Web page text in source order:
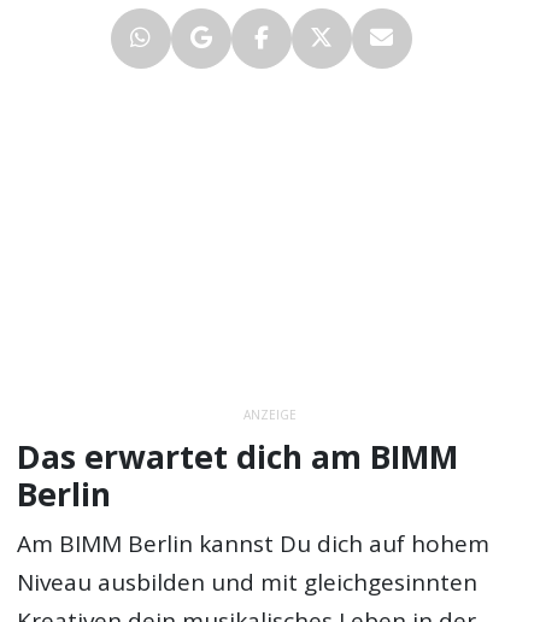
ANZEIGE
Das erwartet dich am BIMM
Berlin
Am BIMM Berlin kannst Du dich auf hohem
Niveau ausbilden und mit gleichgesinnten